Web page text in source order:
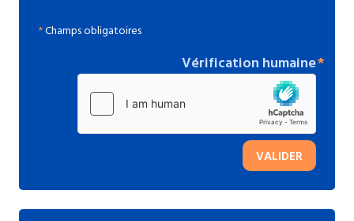
*Champs obligatoires
Vérification humaine
VALIDER